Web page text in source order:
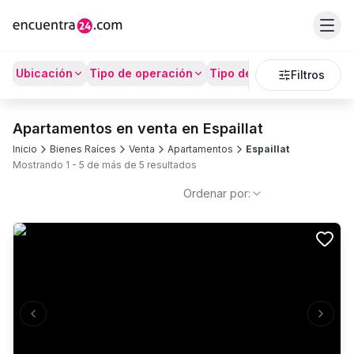
Ubicación Tipo de operación Tipo de Propiedad
Filtros
Apartamentos en venta en Espaillat
Inicio Bienes Raíces Venta Apartamentos
Espaillat
Mostrando 1 - 5 de más de 5 resultados
Ordenar por:
Previous slide Next